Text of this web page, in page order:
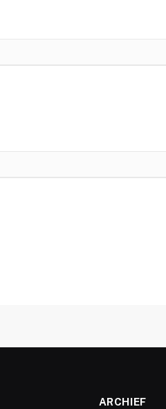
ARCHIEF